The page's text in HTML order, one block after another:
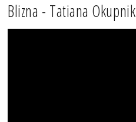
Blizna - Tatiana Okupnik